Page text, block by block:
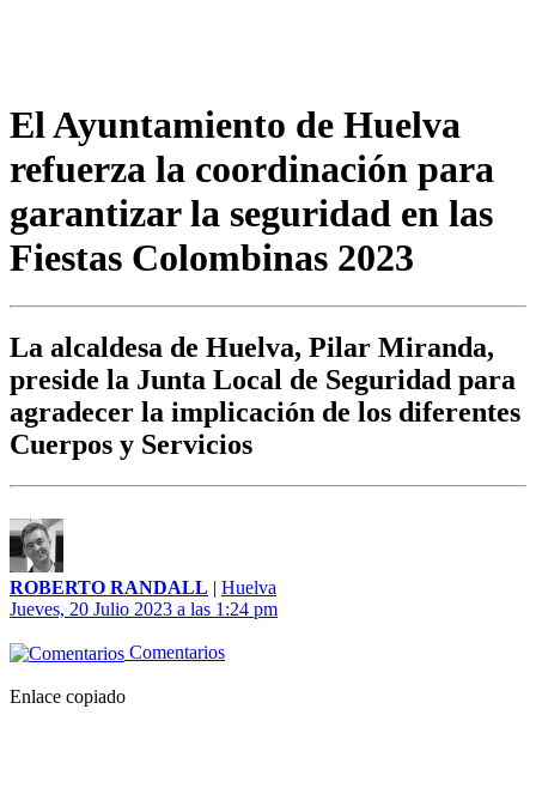
El Ayuntamiento de Huelva
refuerza la coordinación para
garantizar la seguridad en las
Fiestas Colombinas 2023
La alcaldesa de Huelva, Pilar Miranda,
preside la Junta Local de Seguridad para
agradecer la implicación de los diferentes
Cuerpos y Servicios
ROBERTO RANDALL | Huelva
Jueves, 20 Julio 2023 a las 1:24 pm
Comentarios
Enlace copiado